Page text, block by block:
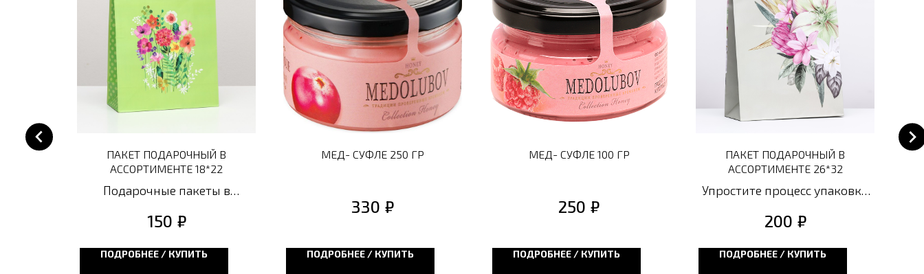
ПАКЕТ ПОДАРОЧНЫЙ В
АССОРТИМЕНТЕ 18*22
Подарочные пакеты в
выбор размеров, цветов и
дизайнов для любого
150 ₽
ПОДРОБНЕЕ / КУПИТЬ
МЕД- СУФЛЕ 250 ГР
330 ₽
ПОДРОБНЕЕ / КУПИТЬ
МЕД- СУФЛЕ 100 ГР
250 ₽
ПОДРОБНЕЕ / КУПИТЬ
ПАКЕТ ПОДАРОЧНЫЙ В
АССОРТИМЕНТЕ 26*32
Упростите процесс упаковки
подарочными пакетами в
ассортименте. Наши пакеты
200 ₽
ПОДРОБНЕЕ / КУПИТЬ